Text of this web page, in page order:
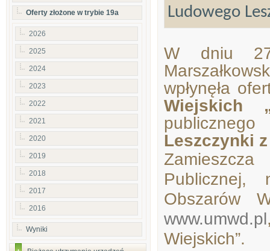
Oferty złożone w trybie 19a
2026
2025
2024
2023
2022
2021
2020
2019
2018
2017
2016
Wyniki
Ludowego
W dniu
wpłynęła
Wiejskich
Leszczynki
Publicznej,
Obszarów
www.umwd.pl
Wiejskich”.